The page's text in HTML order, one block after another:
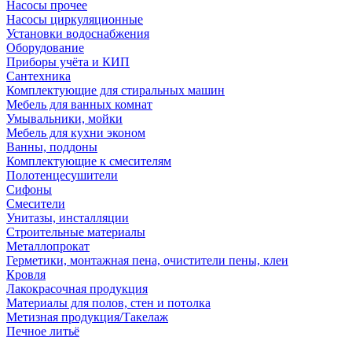
Насосы прочее
Насосы циркуляционные
Установки водоснабжения
Оборудование
Приборы учёта и КИП
Сантехника
Комплектующие для стиральных машин
Мебель для ванных комнат
Умывальники, мойки
Мебель для кухни эконом
Ванны, поддоны
Комплектующие к смесителям
Полотенцесушители
Сифоны
Смесители
Унитазы, инсталляции
Строительные материалы
Металлопрокат
Герметики, монтажная пена, очистители пены, клеи
Кровля
Лакокрасочная продукция
Материалы для полов, стен и потолка
Метизная продукция/Такелаж
Печное литьё